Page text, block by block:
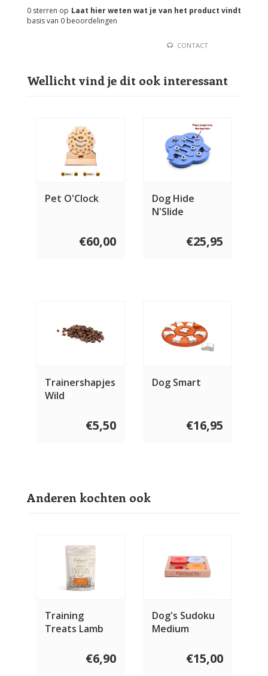
Laat hier weten wat je van het product vindt
0 sterren op
basis van 0 beoordelingen
CONTACT
Wellicht vind je dit ook interessant
Pet O'Clock
€60,00
Dog Hide
N'Slide
€25,95
Trainershapjes
Wild
€5,50
Dog Smart
€16,95
Anderen kochten ook
Training
Treats Lamb
€6,90
Dog's Sudoku
Medium
€15,00